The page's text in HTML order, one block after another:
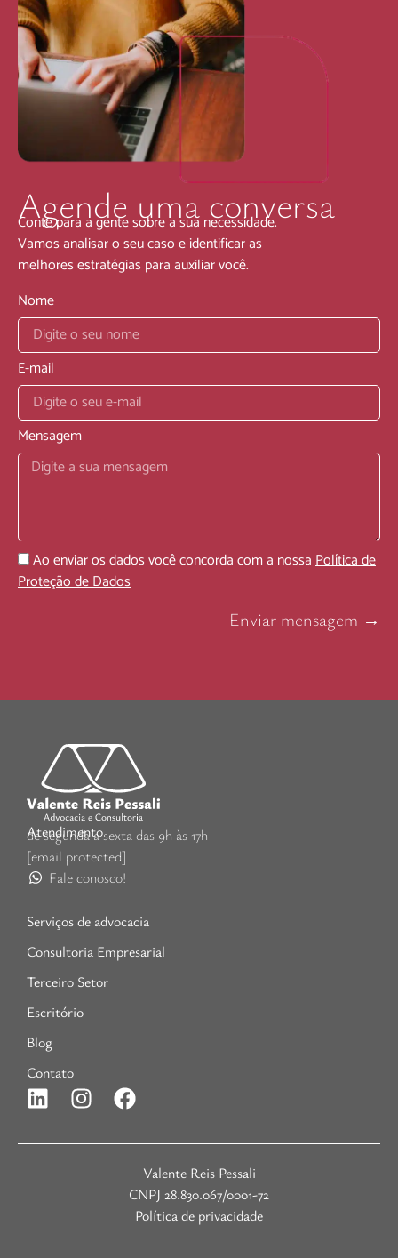
Agende uma conversa
Conte para a gente sobre a sua necessidade.
Vamos analisar o seu caso e identificar as
melhores estratégias para auxiliar você.
Nome
E-mail
Mensagem
Ao enviar os dados você concorda com a nossaPolítica de
Proteção de Dados
Enviar mensagem →
Atendimento
de segunda a sexta das 9h às 17h
[email protected]
Fale conosco!
Serviços de advocacia
Consultoria Empresarial
Terceiro Setor
Escritório
Blog
Contato
Valente Reis Pessali
CNPJ 28.830.067/0001-72
Política de privacidade